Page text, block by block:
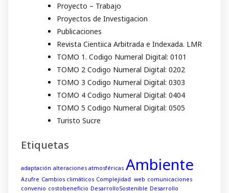
Proyecto – Trabajo
Proyectos de Investigacion
Publicaciones
Revista Cientiica Arbitrada e Indexada. LMR
TOMO 1. Codigo Numeral Digital: 0101
TOMO 2 Codigo Numeral Digital: 0202
TOMO 3 Codigo Numeral Digital: 0303
TOMO 4 Codigo Numeral Digital: 0404
TOMO 5 Codigo Numeral Digital: 0505
Turisto Sucre
Etiquetas
adaptación alteraciones atmosféricas Ambiente
Azufre Cambios climáticos Complejidad web comunicaciones
convenio costobeneficio DesarrolloSostenible Desarrollo